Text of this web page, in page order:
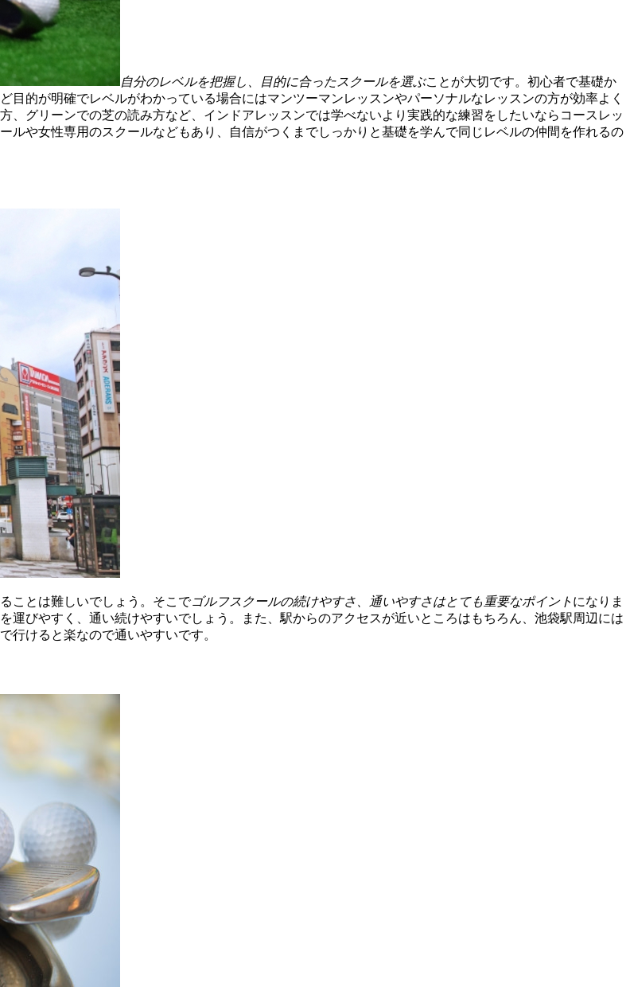
自分のレベルを把握し、目的に合ったスクールを選ぶことが大切です。初心者で基礎か
的が明確でレベルがわかっている場合にはマンツーマンレッスンやパーソナルなレッスンの方が効率よく
グリーンでの芝の読み方など、インドアレッスンでは学べないより実践的な練習をしたいならコースレッ
ルや女性専用のスクールなどもあり、自信がつくまでしっかりと基礎を学んで同じレベルの仲間を作れるの
ことは難しいでしょう。そこでゴルフスクールの続けやすさ、通いやすさはとても重要なポイント になりま
びやすく、通い続けやすいでしょう。また、駅からのアクセスが近いところはもちろん、池袋駅周辺には
行けると楽なので通いやすいです。